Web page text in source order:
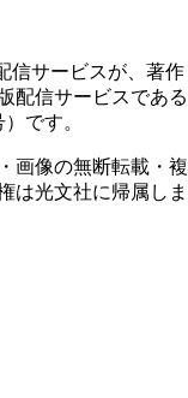
信サービスが、著作
配信サービスである
です。
画像の無断転載・複
は光文社に帰属しま